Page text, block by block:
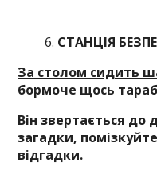
СТАНЦІЯ
За столом сидить
бормоче щось
Він звертається до
загадки,
відгадки.